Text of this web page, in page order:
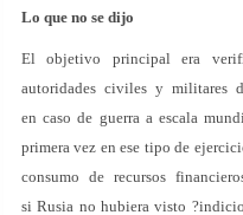
Lo que no se dijo
El objetivo principal era
autoridades civiles y militares
en caso de guerra a escala
primera vez en ese tipo de
consumo de recursos
si Rusia no hubiera visto